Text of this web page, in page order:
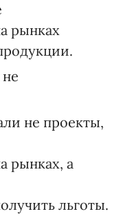
рынках
не проекты,
рынках, а
льготы.